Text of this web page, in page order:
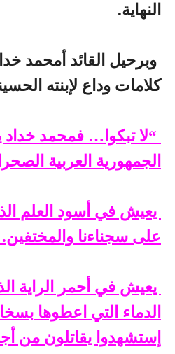
النهاية.
وبرحيل القائد أمحمد
كلامات وداع لإبنته
“لا تبكوا… فمحمد
الجمهورية العربية
يعيش في أسود العلم
على سجناءنا والمختفين.
يعيش في أحمر الراية
الدماء التي اعطوها
إستشهدوا يقاتلون من